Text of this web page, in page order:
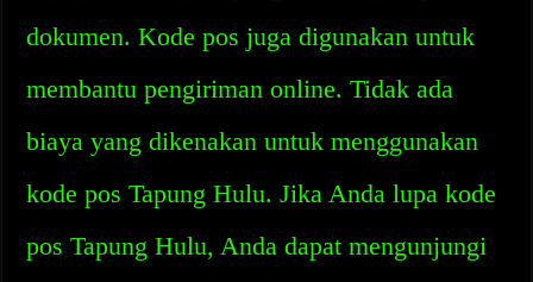
dokumen. Kode pos juga digunakan untuk
membantu pengiriman online. Tidak ada
biaya yang dikenakan untuk menggunakan
kode pos Tapung Hulu. Jika Anda lupa kode
pos Tapung Hulu, Anda dapat mengunjungi